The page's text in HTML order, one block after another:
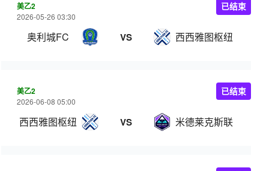
美乙2
2026-05-26 03:30
奥利城FC VS 西西雅图枢纽
已结束
美乙2
2026-06-08 05:00
西西雅图枢纽 VS 米德莱克斯联
已结束